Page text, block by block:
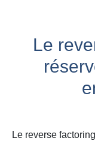
Le
Le reverse